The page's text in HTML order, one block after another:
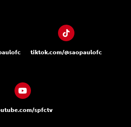
tiktok.com/@saopaulofc
spfctv